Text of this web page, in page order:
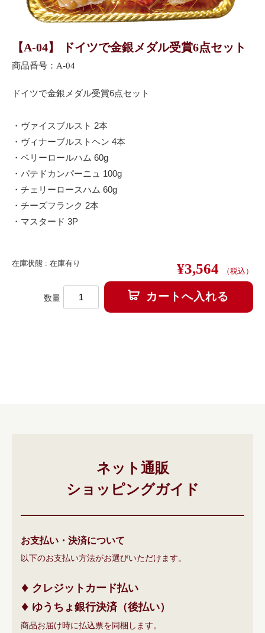
【A-04】 ドイツで金銀メダル受賞6点セット
商品番号：A-04
ドイツで金銀メダル受賞6点セット
ヴァイスブルスト 2本
ヴィナーブルストヘン 4本
ベリーロールハム 60g
パテドカンパーニュ 100g
チェリーロースハム 60g
チーズフランク 2本
マスタード 3P
在庫状態 : 在庫有り ¥3,564 （税込）
数量
ネット通販
ショッピングガイド
お支払い・決済について
以下のお支払い方法がお選びいただけます。
クレジットカード払い
ゆうちょ銀行決済（後払い）
商品お届け時に払込票を同梱します。